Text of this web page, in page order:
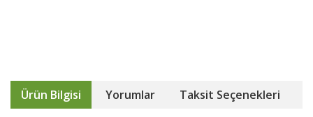
Ürün Bilgisi Yorumlar Taksit Seçenekleri